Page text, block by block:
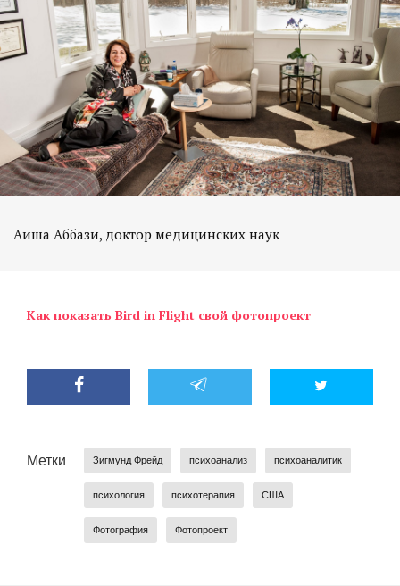
Аиша Аббази, доктор медицинских наук
Как показать Bird in Flight свой фотопроект
Метки Зигмунд Фрейд психоанализ психоаналитик
психология психотерапия США
Фотография Фотопроект